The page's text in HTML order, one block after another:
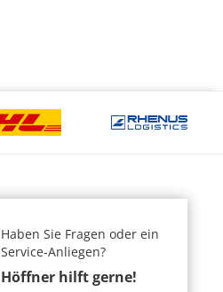
Haben Sie Fragen oder ein
Service-Anliegen?
Höffner hilft gerne!